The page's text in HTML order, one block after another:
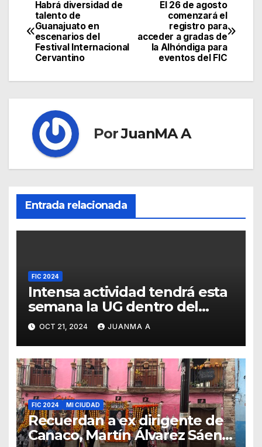
El 26 de agosto
comenzará el
registro para
acceder a gradas de
la Alhóndiga para
eventos del FIC
Habrá diversidad de
talento de
Guanajuato en
escenarios del
Festival Internacional
Cervantino
PorJuanMA A
Entrada relacionada
FIC 2024
Intensa actividad tendrá esta
semana la UG dentro del
programa del FIC
OCT 21, 2024 JUANMA A
FIC 2024 MI CIUDAD
Recuerdan a ex dirigente de
Canaco, Martín Álvarez Sáenz